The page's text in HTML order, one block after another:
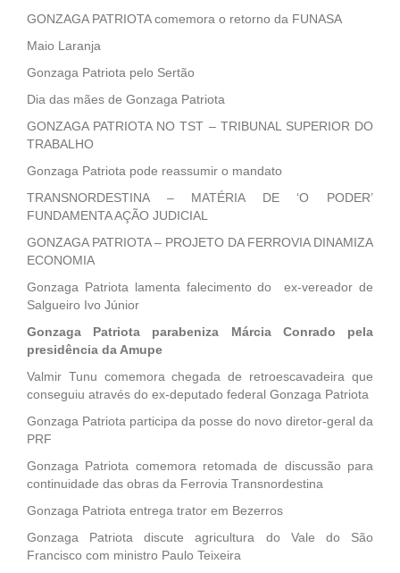
GONZAGA PATRIOTA comemora o retorno da FUNASA
Maio Laranja
Gonzaga Patriota pelo Sertão
Dia das mães de Gonzaga Patriota
GONZAGA PATRIOTA NO TST – TRIBUNAL SUPERIOR DO
TRABALHO
Gonzaga Patriota pode reassumir o mandato
TRANSNORDESTINA – MATÉRIA DE ‘O PODER’
FUNDAMENTA AÇÃO JUDICIAL
GONZAGA PATRIOTA – PROJETO DA FERROVIA DINAMIZA
ECONOMIA
Gonzaga Patriota lamenta falecimento do ex-vereador de
Salgueiro Ivo Júnior
Gonzaga Patriota parabeniza Márcia Conrado pela
presidência da Amupe
Valmir Tunu comemora chegada de retroescavadeira que
conseguiu através do ex-deputado federal Gonzaga Patriota
Gonzaga Patriota participa da posse do novo diretor-geral da
PRF
Gonzaga Patriota comemora retomada de discussão para
continuidade das obras da Ferrovia Transnordestina
Gonzaga Patriota entrega trator em Bezerros
Gonzaga Patriota discute agricultura do Vale do São
Francisco com ministro Paulo Teixeira